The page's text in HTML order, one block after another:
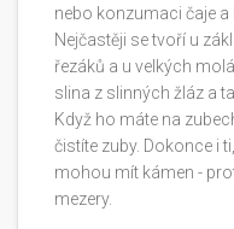
nebo konzumaci čaje a
Nejčastěji se tvoří u
řezáků a u velkých
slina z slinných žláz a
Když ho máte na
čistíte zuby. Dokonce i
mohou mít kámen -
mezery.